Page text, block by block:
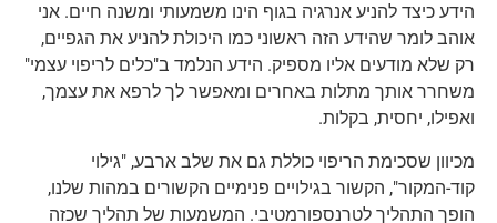
הידע כיצד להניע אנרגיה בגוף הינו משמעותי ומשנה חיים. אני
אוהב לומר שהידע הזה ראשוני כמו היכולת להניע את הגפיים,
רק שלא מודעים אליו מספיק. הידע הנלמד ב"כלים לריפוי עצמי"
משחרר אותך מתלות באחרים ומאפשר לך לרפא את עצמך,
ואפילו, יחסית, בקלות.
מכיוון שסכימת הריפוי כוללת גם את שלב ארבע, "גילוי
קוד-המקור", הקשור בגילויים פנימיים הקשורים במהות שלנו,
הופך התהליך לטרנספורמטיבי. המשמעות של תהליך שכזה